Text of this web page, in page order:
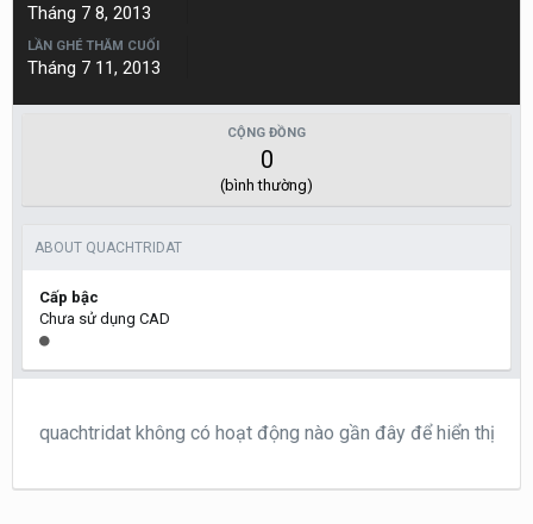
Tháng 7 8, 2013
LẦN GHÉ THĂM CUỐI
Tháng 7 11, 2013
CỘNG ĐỒNG
0
(bình thường)
ABOUT QUACHTRIDAT
Cấp bậc
Chưa sử dụng CAD
quachtridat không có hoạt động nào gần đây để hiển thị